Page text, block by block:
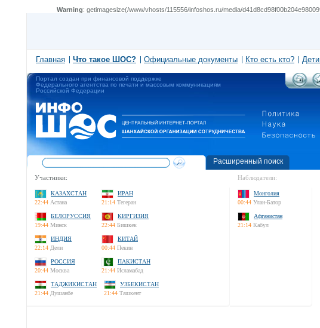
Warning: getimagesize(/www/vhosts/115556/infoshos.ru/media/
Главная Что такое ШОС? Официальные документы Кто есть кто?
Портал создан при финансовой поддержке
Федерального агентства по печати и массовым коммуникациям
Российской Федерации
Расширенный поиск
Участники:
КАЗАХСТАН
22:44 Астана
ИРАН
21:14 Тегеран
БЕЛОРУССИЯ
19:44 Минск
КИРГИЗИЯ
22:44 Бишкек
ИНДИЯ
22:14 Дели
КИТАЙ
00:44 Пекин
РОССИЯ
20:44 Москва
ПАКИСТАН
21:44 Исламабад
ТАДЖИКИСТАН
21:44 Душанбе
УЗБЕКИСТАН
21:44 Ташкент
Наблюдатели:
Монголия
00:44 Улан-Батор
Афганистан
21:14 Кабул